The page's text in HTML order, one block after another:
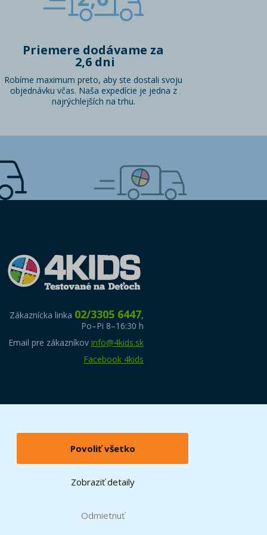
Povoliť všetko
Zobraziť detaily
Odmietnuť
Priemere dodávame za
2,6 dni
Robíme maximum preto, aby ste dostali svoju
objednávku včas. Naša expedície je jedna z
najrýchlejších na trhu.
Zákaznícka linka 02/3305 6447,
Po–Pi 8–16:30 h
Email pre zákazníkov info@4kids.sk
Facebook 4kids